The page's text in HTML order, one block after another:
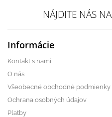
NÁJDITE NÁS NA
Informácie
Kontakt s nami
O nás
Všeobecné obchodné podmienky
Ochrana osobných údajov
Platby